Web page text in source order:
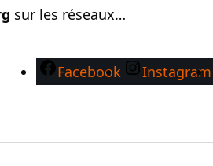
sur les réseaux…
Facebook Instagram